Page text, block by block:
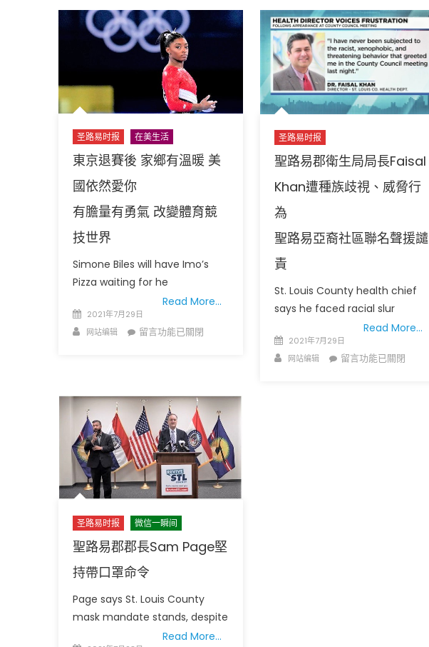
所
有
人
中
易
郡
警
辭
職
長
Kenneth
理〉
中
發
錢
了!
您
能
領
得
嗎?〉
中
圣路易时报 在美生活
東京退賽後 家鄉有溫暖 美
國依然愛你
有膽量有勇氣 改變體育競
技世界
Simone Biles will have Imo’s
Pizza waiting for he
Read More…
Posted
on
2021年7月29日
Author
网站编辑
在
賽
後
家
鄉
有
溫
暖
國
依
愛
你
量
留言功能已關閉
圣路易时报
聖路易郡衛生局局長Faisal
Khan遭種族歧視、威脅行
為
聖路易亞裔社區聯名聲援譴
責
St. Louis County health chief
says he faced racial slur
Read More…
Posted
on
2021年7月29日
Author
网站编辑
在
留言功能已關閉
圣路易时报 微信一瞬间
聖路易郡郡長Sam Page堅
持帶口罩命令
Page says St. Louis County
mask mandate stands, despite
Read More…